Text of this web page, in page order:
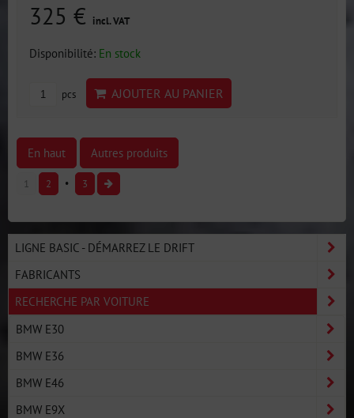
325 € incl. VAT
Disponibilité: En stock
pcs AJOUTER AU PANIER
En haut Autres produits
1 2 3
LIGNE BASIC - DÉMARREZ LE DRIFT
FABRICANTS
RECHERCHE PAR VOITURE
BMW E30
BMW E36
BMW E46
BMW E9X